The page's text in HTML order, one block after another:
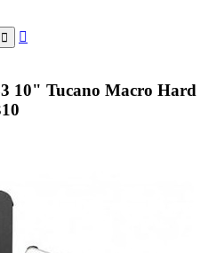


10" Tucano Macro Hard